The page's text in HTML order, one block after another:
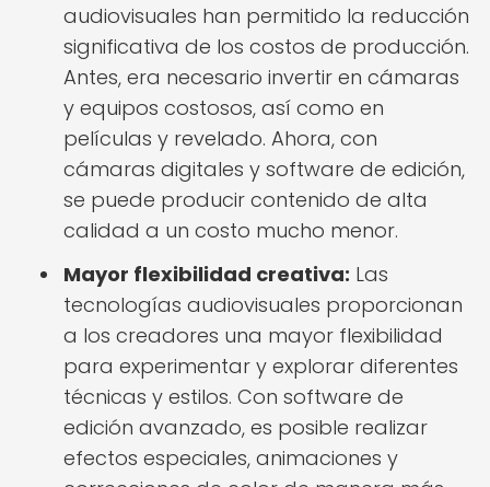
audiovisuales han permitido la reducción
significativa de los costos de producción.
Antes, era necesario invertir en cámaras
y equipos costosos, así como en
películas y revelado. Ahora, con
cámaras digitales y software de edición,
se puede producir contenido de alta
calidad a un costo mucho menor.
Mayor flexibilidad creativa: Las
tecnologías audiovisuales proporcionan
a los creadores una mayor flexibilidad
para experimentar y explorar diferentes
técnicas y estilos. Con software de
edición avanzado, es posible realizar
efectos especiales, animaciones y